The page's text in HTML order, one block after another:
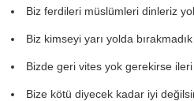
Biz ferdileri müslümleri dinleriz
Biz kimseyi yarı yolda
Bizde geri vites yok gerekirse ileri
Bize kötü diyecek kadar iyi